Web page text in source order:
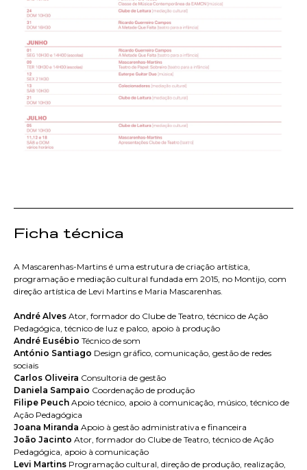
Ficha técnica
A Mascarenhas-Martins é uma estrutura de criação artística,
programação e mediação cultural fundada em 2015, no Montijo, com
direção artística de Levi Martins e Maria Mascarenhas.
André Alves Ator, formador do Clube de Teatro, técnico de Ação
Pedagógica, técnico de luz e palco, apoio à produção
André Eusébio Técnico de som
António Santiago Design gráfico, comunicação, gestão de redes
sociais
Carlos Oliveira Consultoria de gestão
Daniela Sampaio Coordenação de produção
Filipe Peuch Apoio técnico, apoio à comunicação, músico, técnico de
Ação Pedagógica
Joana Miranda Apoio à gestão administrativa e financeira
João Jacinto Ator, formador do Clube de Teatro, técnico de Ação
Pedagógica, apoio à comunicação
Levi Martins Programação cultural, direção de produção, realização,